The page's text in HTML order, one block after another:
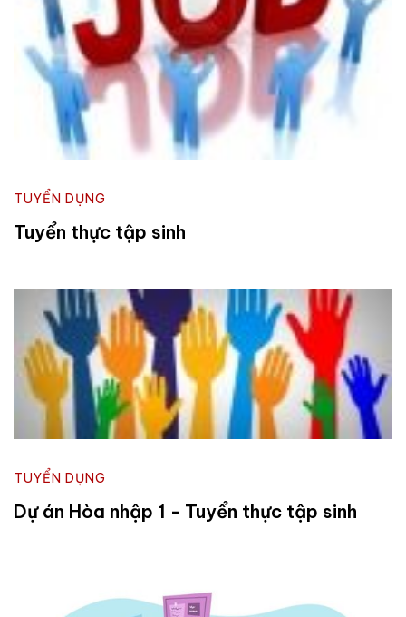
TUYỂN DỤNG
Tuyển thực tập sinh
TUYỂN DỤNG
Dự án Hòa nhập 1 - Tuyển thực tập sinh